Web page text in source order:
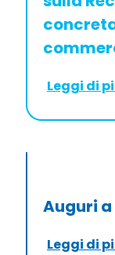
Leggi di
Auguri
Leggi di